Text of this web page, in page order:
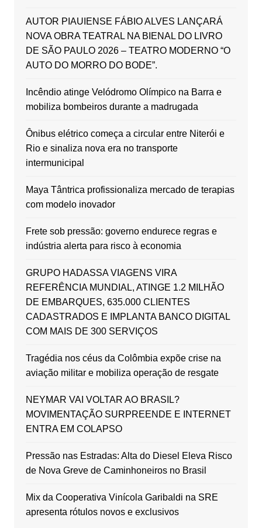
AUTOR PIAUIENSE FÁBIO ALVES LANÇARÁ
NOVA OBRA TEATRAL NA BIENAL DO LIVRO
DE SÃO PAULO 2026 – TEATRO MODERNO “O
AUTO DO MORRO DO BODE”.
Incêndio atinge Velódromo Olímpico na Barra e
mobiliza bombeiros durante a madrugada
Ônibus elétrico começa a circular entre Niterói e
Rio e sinaliza nova era no transporte
intermunicipal
Maya Tântrica profissionaliza mercado de terapias
com modelo inovador
Frete sob pressão: governo endurece regras e
indústria alerta para risco à economia
GRUPO HADASSA VIAGENS VIRA
REFERÊNCIA MUNDIAL, ATINGE 1.2 MILHÃO
DE EMBARQUES, 635.000 CLIENTES
CADASTRADOS E IMPLANTA BANCO DIGITAL
COM MAIS DE 300 SERVIÇOS
Tragédia nos céus da Colômbia expõe crise na
aviação militar e mobiliza operação de resgate
NEYMAR VAI VOLTAR AO BRASIL?
MOVIMENTAÇÃO SURPREENDE E INTERNET
ENTRA EM COLAPSO
Pressão nas Estradas: Alta do Diesel Eleva Risco
de Nova Greve de Caminhoneiros no Brasil
Mix da Cooperativa Vinícola Garibaldi na SRE
apresenta rótulos novos e exclusivos